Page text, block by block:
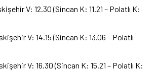
V: 12.30 (Sincan K: 11.21 – Polatlı K:
V: 14.15 (Sincan K: 13.06 – Polatlı
V: 16.30 (Sincan K: 15.21 – Polatlı K: